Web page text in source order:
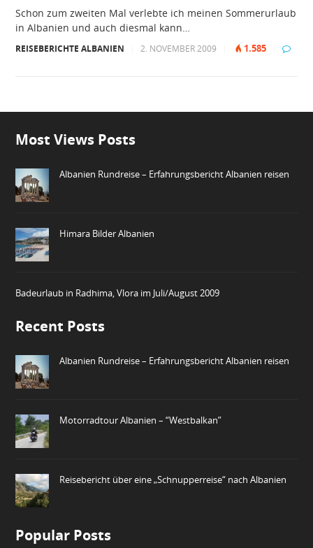
Schon zum zweiten Mal verlebte ich meinen Sommerurlaub
in Albanien und auch diesmal kann…
REISEBERICHTE ALBANIEN 2. NOVEMBER 2009 1.585
Most Views Posts
Albanien Rundreise – Erfahrungsbericht Albanien reisen
Himara Bilder Albanien
Badeurlaub in Radhima, Vlora im Juli/August 2009
Recent Posts
Albanien Rundreise – Erfahrungsbericht Albanien reisen
Motorradtour Albanien – “Westbalkan”
Reisebericht über eine „Schnupperreise“ nach Albanien
Popular Posts